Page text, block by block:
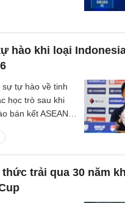
hào khi loại
sự tự hào về tinh
học trò sau khi
bán kết ASEAN
trải qua 30 năm